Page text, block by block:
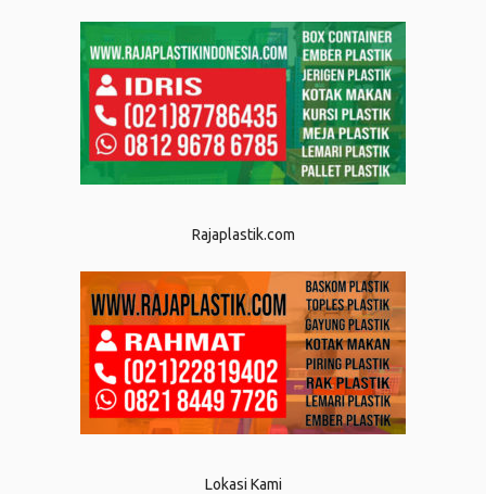
Rajaplastik.com
Lokasi Kami